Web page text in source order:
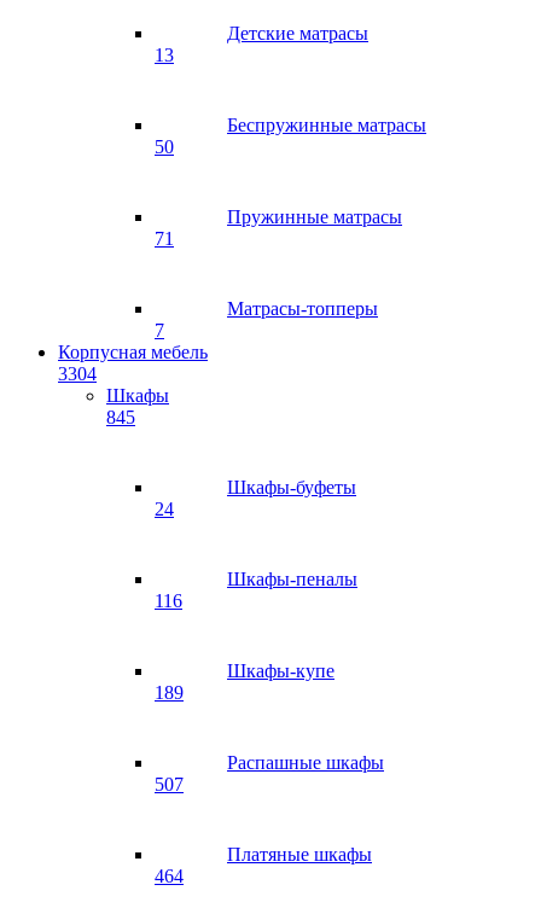
Детские матрасы
13
Беспружинные матрасы
50
Пружинные матрасы
71
Матрасы-топперы
7
Корпусная мебель
3304
Шкафы
845
Шкафы-буфеты
24
Шкафы-пеналы
116
Шкафы-купе
189
Распашные шкафы
507
Платяные шкафы
464